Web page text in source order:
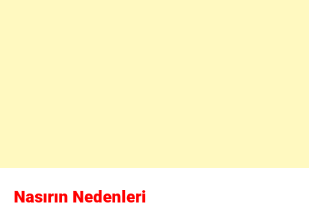
Nasırın Nedenleri